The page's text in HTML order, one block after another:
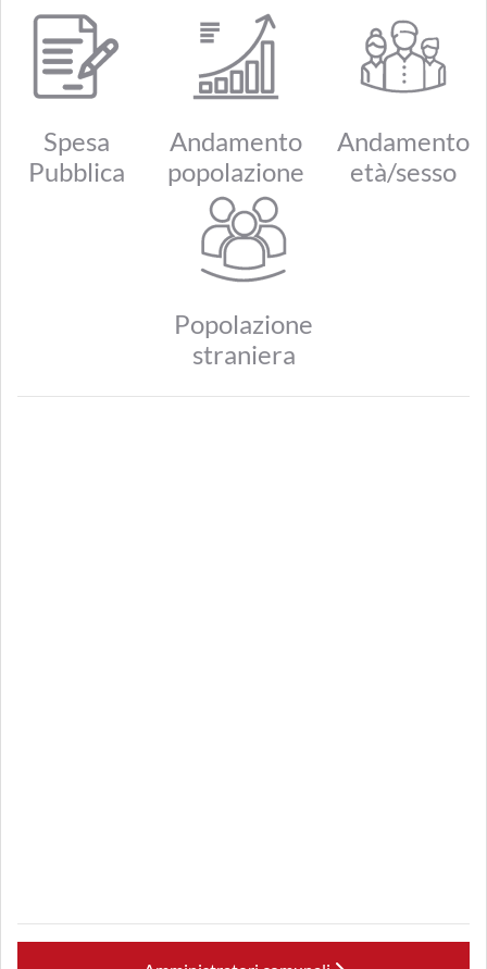
Spesa
Pubblica
Andamento
popolazione
Andamento
età/sesso
Popolazione
straniera